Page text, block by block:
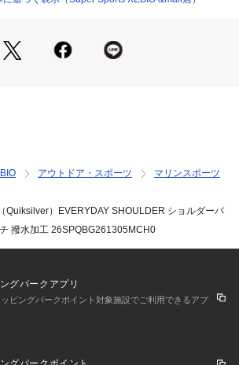
ての注意事項】
社カラー表記がメーカーカラー表記と異
QUICKSILVER スーパースポーツゼビ
XEBIO アクションウエア Men's Men
トップス
アウトドア・スポーツ
マリンスポーツ
Quiksilver）EVERYDAY SHOULDER ショルダーバ
撥水加工 26SPQBG261305MCH0
グパークアプリ
ピングパークポイント対象施設でご利用できるアプ